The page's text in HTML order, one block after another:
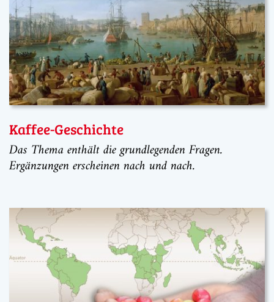
Kaffee-Geschichte
Das Thema enthält die grundlegenden Fragen.
Ergänzungen erscheinen nach und nach.